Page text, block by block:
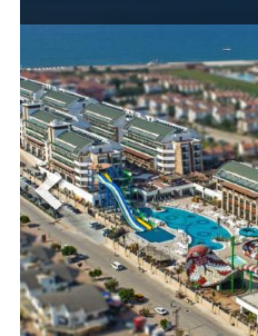
ОЩЕ
ЗА НАС
ФИРМЕНИ ДОКУМЕНТИ
0700 144 34
ПОСЛЕДВАЙТЕ НИ